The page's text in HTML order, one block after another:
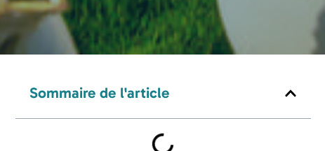
Sommaire de l'article